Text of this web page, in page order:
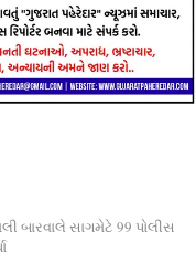
બારવાલે સાગમેટે 99 પોલીસ